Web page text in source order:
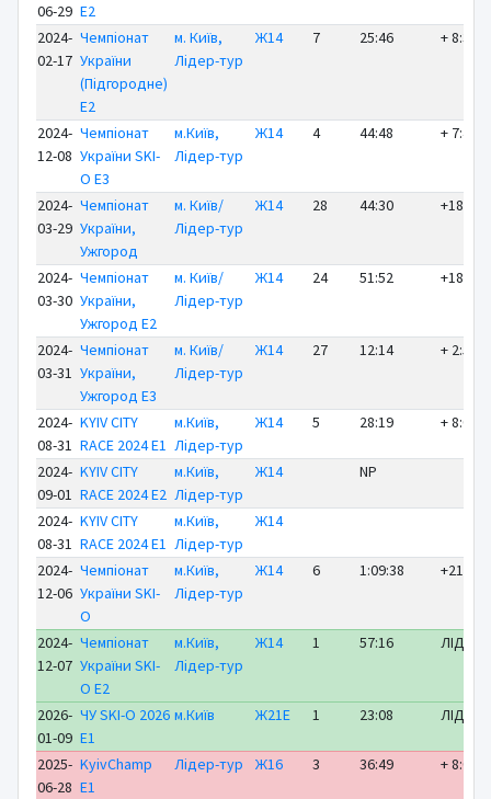
06-29 E2
2024-
02-17
Чемпіонат
України
(Підгородне)
E2
м. Київ,
Лідер-тур
Ж14 7 25:46 + 8:38
2024-
12-08
Чемпіонат
України SKI-
O E3
м.Київ,
Лідер-тур
Ж14 4 44:48 + 7:46
2024-
03-29
Чемпіонат
України,
Ужгород
м. Київ/
Лідер-тур
Ж14 28 44:30 +18:06
2024-
03-30
Чемпіонат
України,
Ужгород E2
м. Київ/
Лідер-тур
Ж14 24 51:52 +18:42
2024-
03-31
Чемпіонат
України,
Ужгород E3
м. Київ/
Лідер-тур
Ж14 27 12:14 + 2:54
2024-
08-31
KYIV CITY
RACE 2024 E1
м.Київ,
Лідер-тур
Ж14 5 28:19 + 8:07
2024-
09-01
KYIV CITY
RACE 2024 E2
м.Київ,
Лідер-тур
Ж14 NP
2024-
08-31
KYIV CITY
RACE 2024 E1
м.Київ,
Лідер-тур
Ж14
2024-
12-06
Чемпіонат
України SKI-
O
м.Київ,
Лідер-тур
Ж14 6 1:09:38 +21:49
2024-
12-07
Чемпіонат
України SKI-
O E2
м.Київ,
Лідер-тур
Ж14 1 57:16 ЛІДЕР
2026-
01-09
ЧУ SKI-O 2026
E1
м.Київ Ж21Е 1 23:08 ЛІДЕР
2025-
06-28
KyivChamp
E1
Лідер-тур Ж16 3 36:49 + 8:04